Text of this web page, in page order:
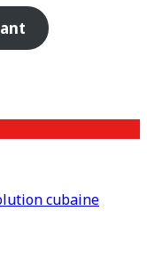
cubaine